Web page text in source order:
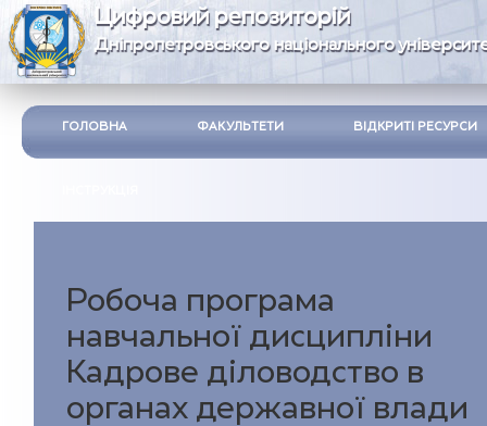
Цифровий репозиторій
Дніпропетровського національного
ГОЛОВНА ФАКУЛЬТЕТИ ВІДКРИТІ РЕСУРСИ
Робоча програма
навчальної дисциплiни
Кадрове діловодство в
органах державної влади